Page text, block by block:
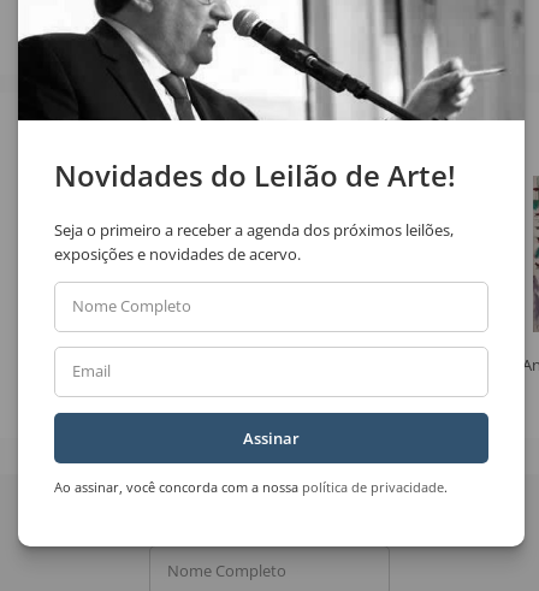
Veja também
Ermelindo Nardin
Novidades do Leilão de Arte!
Seja o primeiro a receber a agenda dos próximos leilões,
exposições e novidades de acervo.
Nome Completo
Email
Assinar
Ao assinar, você concorda com a nossa política de privacidade.
Quer receber novidades
Nome Completo